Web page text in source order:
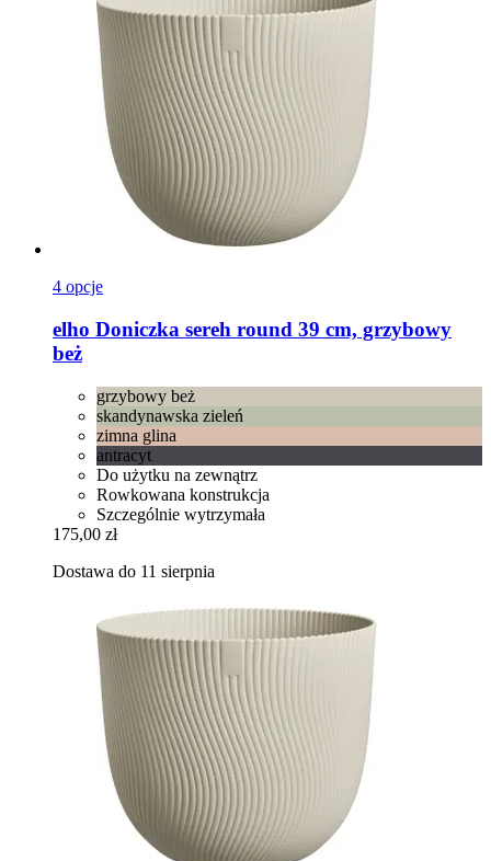
4 opcje
elho Doniczka sereh round 39 cm, grzybowy
beż
grzybowy beż
skandynawska zieleń
zimna glina
antracyt
Do użytku na zewnątrz
Rowkowana konstrukcja
Szczególnie wytrzymała
175,00 zł
Dostawa do 11 sierpnia